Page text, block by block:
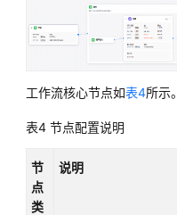
工作流核心节点如表4所示。
表4 节点配置说明
节
点
类
说明